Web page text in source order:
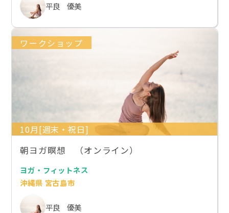
平良 優美
ワークショップ
10月[週末・祝日]
朝ヨガ瞑想 （オンライン）
ヨガ・フィットネス
沖縄県 宮古島市
平良 優美